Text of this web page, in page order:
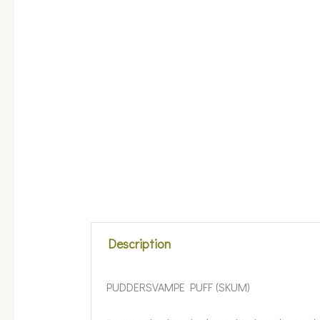
Description
PUDDERSVAMPE PUFF (SKUM)